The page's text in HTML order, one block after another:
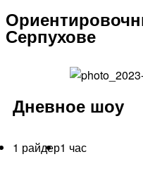
Серпухове
Дневное шоу
1 райдер1 час